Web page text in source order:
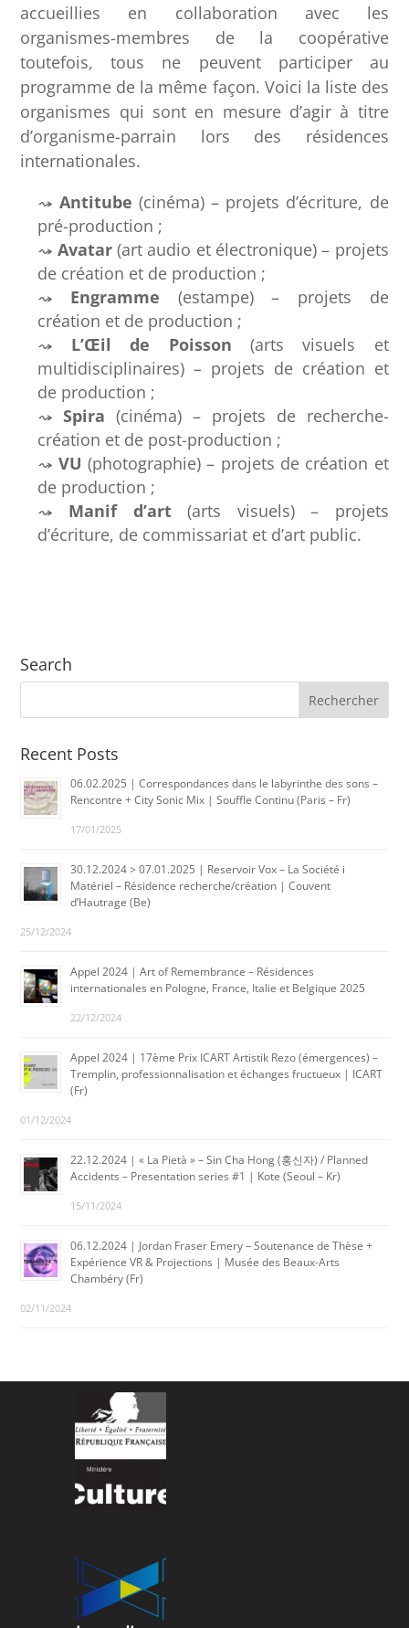
accueillies en collaboration avec les
organismes-membres de la coopérative
toutefois, tous ne peuvent participer au
programme de la même façon. Voici la liste des
organismes qui sont en mesure d’agir à titre
d’organisme-parrain lors des résidences
internationales.
Antitube (cinéma) – projets d’écriture, de
pré-production ;
Avatar(art audio et électronique) – projets
de création et de production ;
Engramme (estampe) – projets de
création et de production ;
L’Œil de Poisson (arts visuels et
multidisciplinaires) – projets de création et
de production ;
Spira (cinéma) – projets de recherche-
création et de post-production ;
VU (photographie) – projets de création et
de production ;
Manif d’art(arts visuels) – projets
d’écriture, de commissariat et d’art public.
Search
Recent Posts
06.02.2025 | Correspondances dans le labyrinthe des sons –
Rencontre + City Sonic Mix | Souffle Continu (Paris – Fr)
17/01/2025
30.12.2024 > 07.01.2025 | Reservoir Vox – La Société i
Matériel – Résidence recherche/création | Couvent
d’Hautrage (Be)
25/12/2024
Appel 2024 | Art of Remembrance – Résidences
internationales en Pologne, France, Italie et Belgique 2025
22/12/2024
Appel 2024 | 17ème Prix ICART Artistik Rezo (émergences) –
Tremplin, professionnalisation et échanges fructueux | ICART
(Fr)
01/12/2024
22.12.2024 | « La Pietà » – Sin Cha Hong (홍신자) / Planned
Accidents – Presentation series #1 | Kote (Seoul – Kr)
15/11/2024
06.12.2024 | Jordan Fraser Emery – Soutenance de Thèse +
Expérience VR & Projections | Musée des Beaux-Arts
Chambéry (Fr)
02/11/2024